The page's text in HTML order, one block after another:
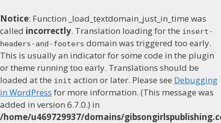
Notice: Function _load_textdomain_just_in_time was
called incorrectly. Translation loading for the insert-
headers-and-footers domain was triggered too early.
This is usually an indicator for some code in the plugin
or theme running too early. Translations should be
loaded at the init action or later. Please see Debugging
in WordPress for more information. (This message was
added in version 6.7.0.) in
/home/u469729937/domains/